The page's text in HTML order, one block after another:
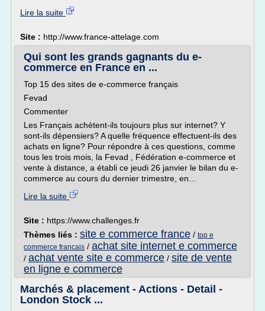
Lire la suite
Site : http://www.france-attelage.com
Qui sont les grands gagnants du e-
commerce en France en ...
Top 15 des sites de e-commerce français
Fevad
Commenter
Les Français achètent-ils toujours plus sur internet? Y
sont-ils dépensiers? A quelle fréquence effectuent-ils des
achats en ligne? Pour répondre à ces questions, comme
tous les trois mois, la Fevad , Fédération e-commerce et
vente à distance, a établi ce jeudi 26 janvier le bilan du e-
commerce au cours du dernier trimestre, en...
Lire la suite
Site : https://www.challenges.fr
Thèmes liés : site e commerce france / top e
commerce francais / achat site internet e commerce
/ achat vente site e commerce / site de vente
en ligne e commerce
Marchés & placement - Actions - Detail -
London Stock ...